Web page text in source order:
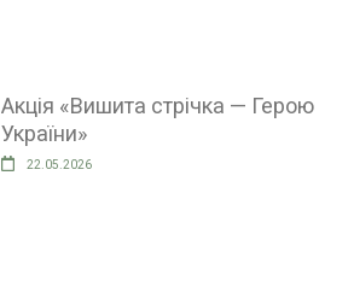
Акція «Вишита стрічка — Герою
України»
22.05.2026